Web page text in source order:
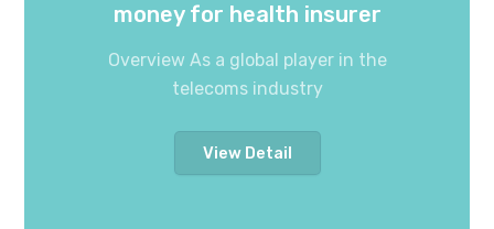
money for health insurer
Overview As a global player in the
telecoms industry
View Detail